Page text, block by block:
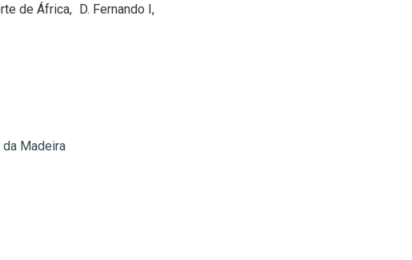
de África
D. Fernando I
Madeira